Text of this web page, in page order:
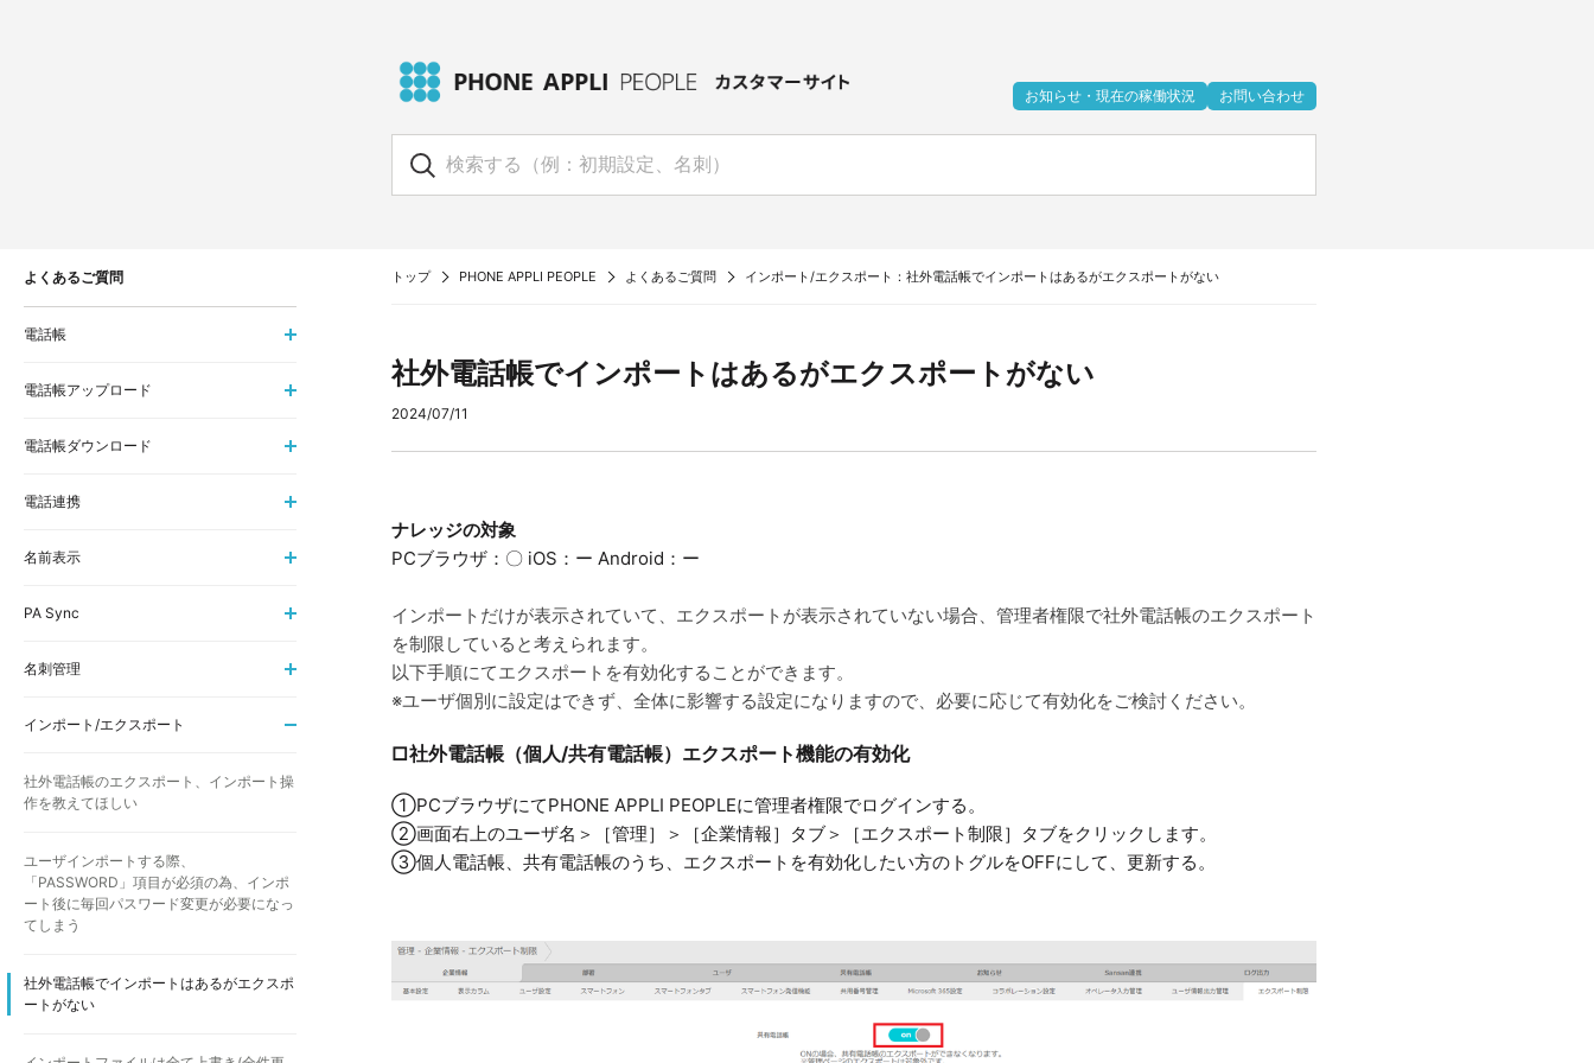
お知らせ・現在の稼働状況 お問い合わせ
トップ PHONE APPLI PEOPLE よくあるご質問 インポート/エクスポート：社外電話帳でインポートはあるがエクスポートがない
社外電話帳でインポートはあるがエクスポートがない
2024/07/11
ナレッジの対象
PCブラウザ：〇 iOS：ー Android：ー
インポートだけが表示されていて、エクスポートが表示されていない場合、 管理者権限で社外電話帳のエクスポート
を制限 していると考えられます。
以下手順にてエクスポートを有効化することができます。
※ユーザ個別に設定はできず、全体に影響する設定になりますので、必要に応じて有効化をご検討ください。
□社外電話帳（個人/共有電話帳）エクスポート機能の有効化
①PCブラウザにてPHONE APPLI PEOPLEに管理者権限でログインする。
②画面右上のユーザ名＞［管理］＞［企業情報］タブ＞［エクスポート制限］タブをクリックします。
③個人電話帳、共有電話帳のうち、エクスポートを有効化したい方のトグルをOFFにして、更新する。
よくあるご質問
電話帳
電話帳アップロード
電話帳ダウンロード
電話連携
名前表示
PA Sync
名刺管理
インポート/エクスポート
社外電話帳のエクスポート、インポート操
作を教えてほしい
ユーザインポートする際、
「PASSWORD」項目が必須の為、インポ
ート後に毎回パスワード変更が必要になっ
てしまう
社外電話帳でインポートはあるがエクスポ
ートがない